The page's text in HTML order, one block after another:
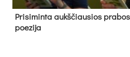
Pri­si­min­ta aukš­čiau­sios
poe­zi­ja